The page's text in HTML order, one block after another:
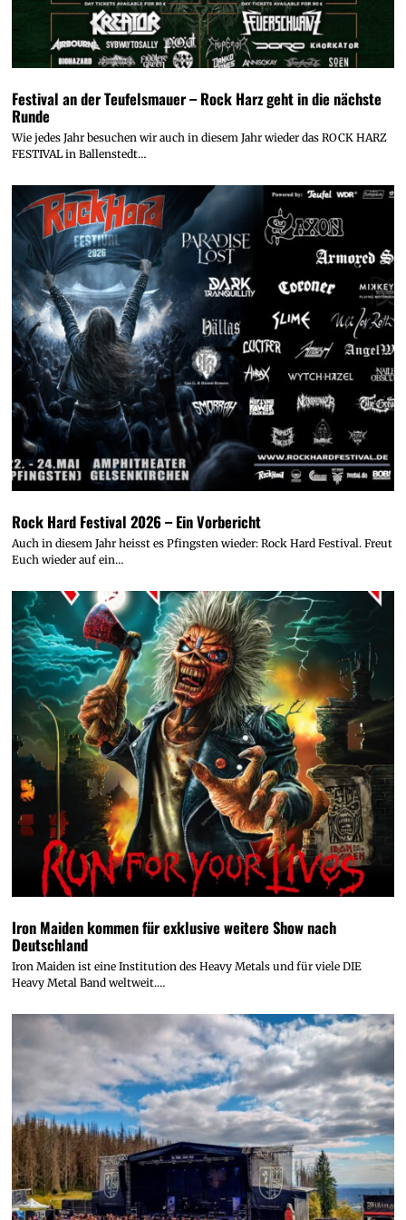
Festival an der Teufelsmauer – Rock Harz geht in die nächste
Runde
Wie jedes Jahr besuchen wir auch in diesem Jahr wieder das ROCK HARZ
FESTIVAL in Ballenstedt…
Rock Hard Festival 2026 – Ein Vorbericht
Auch in diesem Jahr heisst es Pfingsten wieder: Rock Hard Festival. Freut
Euch wieder auf ein…
Iron Maiden kommen für exklusive weitere Show nach
Deutschland
Iron Maiden ist eine Institution des Heavy Metals und für viele DIE
Heavy Metal Band weltweit.…